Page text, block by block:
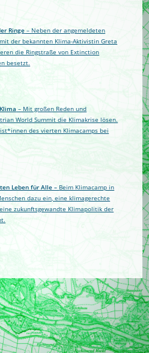
Ringe – Neben der angemeldeten
der bekannten Klima-Aktivistin Greta
die Ringstraße von Extinction
besetzt.
– Mit großen Reden und
World Summit die Klimakrise lösen.
des vierten Klimacamps bei
Leben für Alle – Beim Klimacamp in
dazu ein, eine klimagerechte
zukunftsgewandte Klimapolitik der